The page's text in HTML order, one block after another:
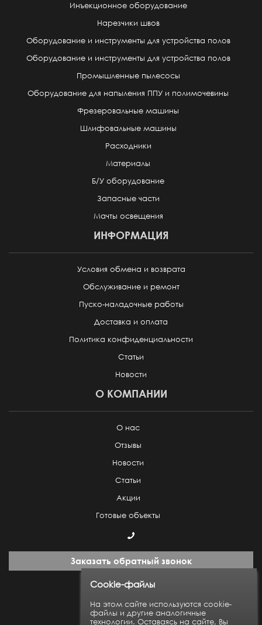
Инъекционное оборудование
Нарезчики швов
Оборудование и инструменты для устройства полов
Оборудование и инструменты для устройства полов
Промышленные пылесосы
Оборудование для напыления ППУ и полимочевины
Фрезеровальные машины
Шлифовальные машины
Расходники
Материалы
Б/У оборудование
Запасные части
Мачты освещения
ИНФОРМАЦИЯ
Условия обмена и возврата
Обслуживание и ремонт
Пуско-наладочные работы
Доставка и оплата
Политика конфиденциальности
Статьи
Новости
О КОМПАНИИ
О нас
Отзывы
Новости
Статьи
Акции
Готовые объекты
Заказать обратный звонок
Пн-Пт: с 9:00 до 18:00
Cookie-файлы
На этом сайте используются cookie-
файлы и другие аналогичные
технологии. Оставаясь на сайте, Вы